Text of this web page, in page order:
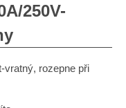
250V-
vratný, rozepne při